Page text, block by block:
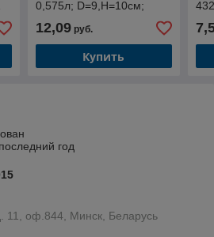
0,575л; D=9,H=10см;
12,09руб.
Купить
год
11, оф.844, Минск, Беларусь